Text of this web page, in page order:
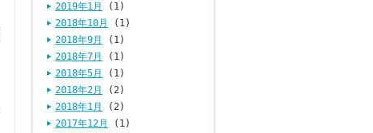
2019年1月
(1)
2018年10月
(1)
2018年9月
(1)
2018年7月
(1)
2018年5月
(1)
2018年2月
(2)
2018年1月
(2)
2017年12月
(1)